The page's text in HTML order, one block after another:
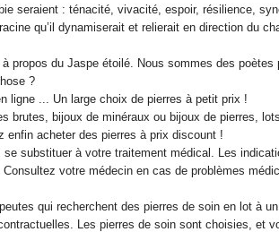
seraient : ténacité, vivacité, espoir, résilience,
qu’il dynamiserait et relierait en direction du
propos du Jaspe étoilé. Nous sommes des
?
ligne ... Un large choix de pierres à petit prix !
brutes, bijoux de minéraux ou bijoux de pierres,
enfin acheter des pierres à prix discount !
substituer à votre traitement médical. Les
votre médecin en cas de problèmes
qui recherchent des pierres de soin en lot à
Les pierres de soin sont choisies, et